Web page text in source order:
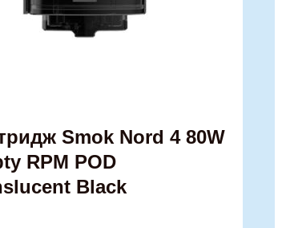
Smok Nord 4 80W
RPM POD
Black